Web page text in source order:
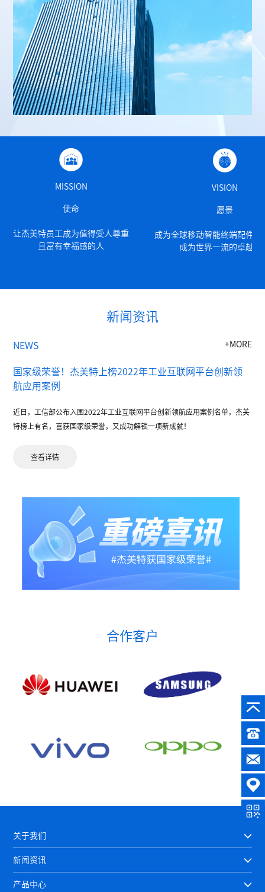
MISSION
使命
让杰美特员工成为值得受人尊重
且富有幸福感的人
VISION
愿景
成为全球移动智能终端配件行
成为世界一流的卓越公
新闻资讯
NEWS +MORE
国家级荣誉！杰美特上榜2022年工业互联网平台创新领
航应用案例
近日，工信部公布入围2022年工业互联网平台创新领航应用案例名单，杰美
特榜上有名，喜获国家级荣誉，又成功解锁一项新成就！
查看详情
合作客户
关于我们
新闻资讯
产品中心